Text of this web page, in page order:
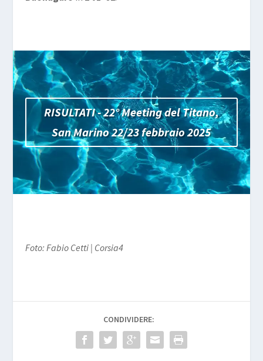
RISULTATI - 22° Meeting del Titano,
San Marino 22/23 febbraio 2025
Foto: Fabio Cetti | Corsia4
CONDIVIDERE: